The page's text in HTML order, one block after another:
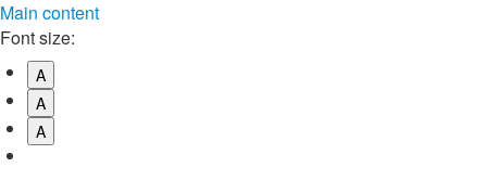
Main content
Font size:
A
A
A